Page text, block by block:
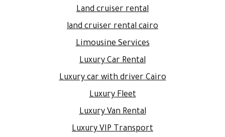
Land cruiser rental
land cruiser rental cairo
Limousine Services
Luxury Car Rental
Luxury car with driver Cairo
Luxury Fleet
Luxury Van Rental
Luxury VIP Transport